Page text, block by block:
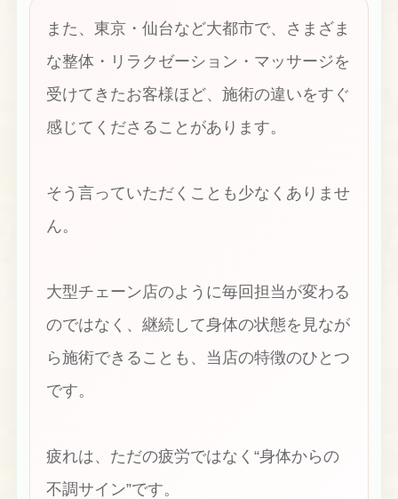
また、東京・仙台など大都市で、さまざま
な整体・リラクゼーション・マッサージを
受けてきたお客様ほど、施術の違いをすぐ
感じてくださることがあります。
そう言っていただくことも少なくありませ
ん。
大型チェーン店のように毎回担当が変わる
のではなく、継続して身体の状態を見なが
ら施術できることも、当店の特徴のひとつ
です。
疲れは、ただの疲労ではなく“身体からの
不調サイン”です。